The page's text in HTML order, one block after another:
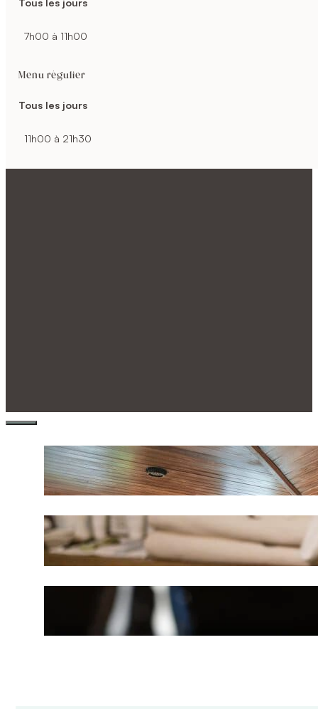
7h00 à 11h00
Menu régulier
Tous les jours
11h00 à 21h30